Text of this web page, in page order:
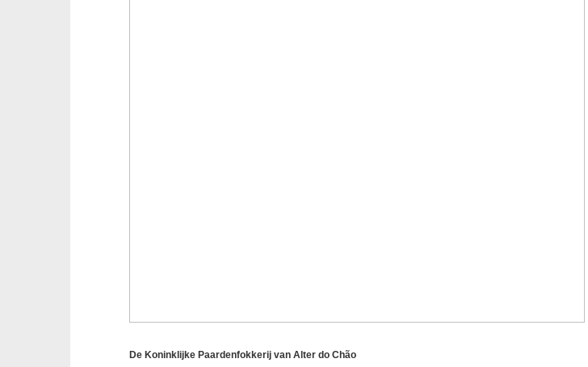
De Koninklijke Paardenfokkerij van Alter do Chão